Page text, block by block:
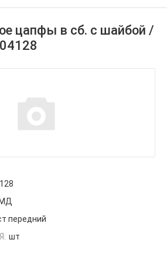
цапфы в сб. с шайбой /
передний
шт